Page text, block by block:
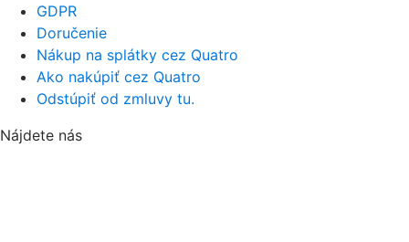
GDPR
Doručenie
Nákup na splátky cez Quatro
Ako nakúpiť cez Quatro
Odstúpiť od zmluvy tu.
Nájdete nás